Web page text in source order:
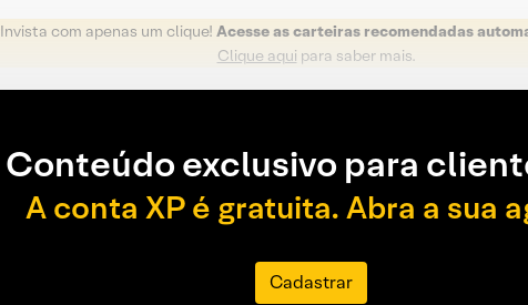
Invista com apenas um clique! Acesse as carteiras recomendadas
Clique aqui para saber mais.
Conteúdo exclusivo para
A conta XP é gratuita. Abra a sua
Cadastrar